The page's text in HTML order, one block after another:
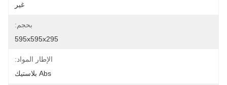
غير
بحجم:
595x595x295
الإطار المواد:
Abs بلاستيك